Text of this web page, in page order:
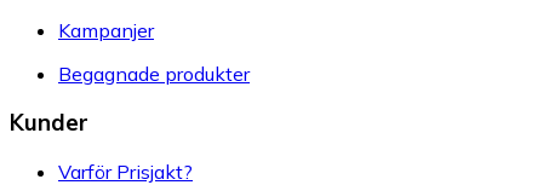
Kampanjer
Begagnade produkter
Kunder
Varför Prisjakt?